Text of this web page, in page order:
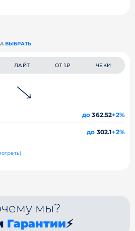
ВЫБРАТЬ
ЛАЙТ ОТ 1₽ ЧЕКИ
до 362.52+2%
до 302.1+2%
мы?
Гарантии⚡